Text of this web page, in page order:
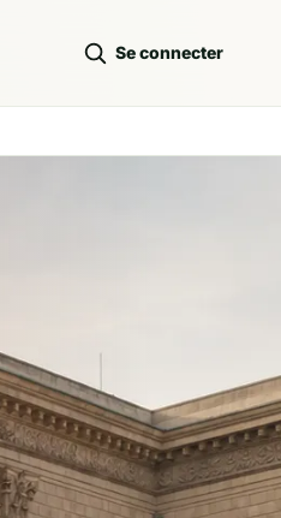
Se connecter